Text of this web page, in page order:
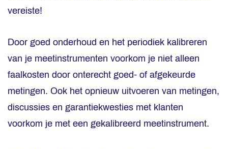
vereiste!
Door goed onderhoud en het periodiek kalibreren
van je meetinstrumenten voorkom je niet alleen
faalkosten door onterecht goed- of afgekeurde
metingen. Ook het opnieuw uitvoeren van metingen,
discussies en garantiekwesties met klanten
voorkom je met een gekalibreerd meetinstrument.